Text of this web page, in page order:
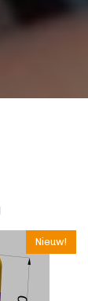
Nieuw!